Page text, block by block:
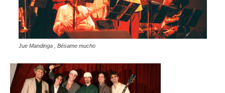
Jue Mandinga , Bésame mucho